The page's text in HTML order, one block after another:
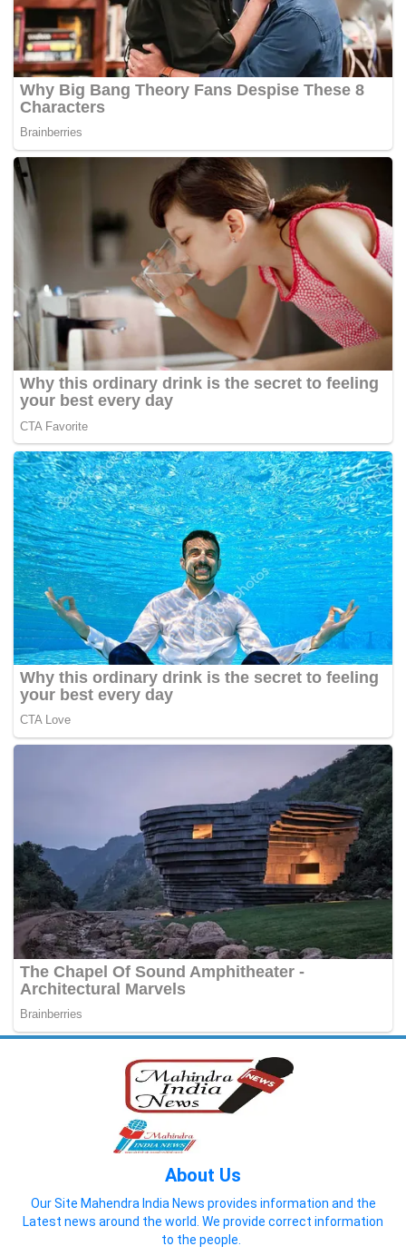
About Us
Our Site Mahendra India News provides information and the
Latest news around the world. We provide correct information
to the people.